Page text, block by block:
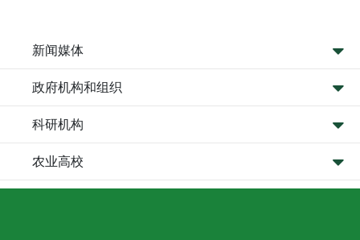
新闻媒体
政府机构和组织
科研机构
农业高校